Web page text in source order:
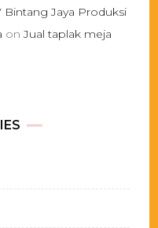
Bintang Jaya Produksi
onJual taplak meja